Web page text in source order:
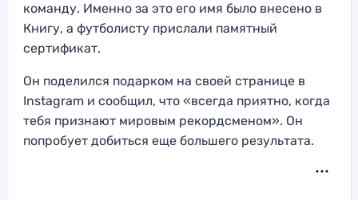
команду. Именно за это его имя было внесено в
Книгу, а футболисту прислали памятный
сертификат.
Он поделился подарком на своей странице в
Instagram и сообщил, что «всегда приятно, когда
тебя признают мировым рекордсменом». Он
попробует добиться еще большего результата.